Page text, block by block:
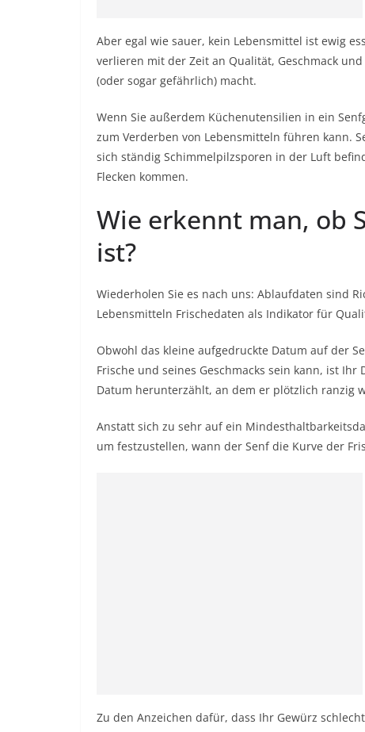
Aber egal wie sauer, kein Lebensmittel ist ewig
verlieren mit der Zeit an Qualität, Geschmack
(oder sogar gefährlich) macht.
Wenn Sie außerdem Küchenutensilien in ein
zum Verderben von Lebensmitteln führen kann.
sich ständig Schimmelpilzsporen in der Luft
Flecken kommen.
Wie erkennt man, ob
ist?
Wiederholen Sie es nach uns: Ablaufdaten sind
Lebensmitteln Frischedaten als Indikator für
Obwohl das kleine aufgedruckte Datum auf der
Frische und seines Geschmacks sein kann, ist
Datum herunterzählt, an dem er plötzlich ranzig
Anstatt sich zu sehr auf ein
um festzustellen, wann der Senf die Kurve der
Zu den Anzeichen dafür, dass Ihr Gewürz